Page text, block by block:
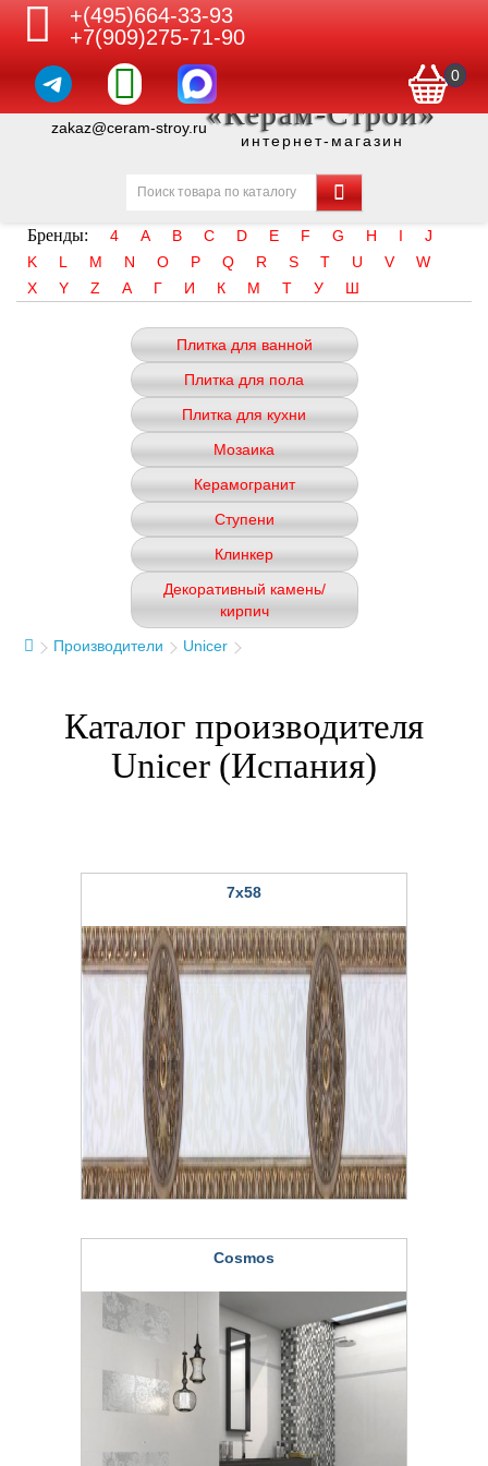
+(495)664-33-93
+7(909)275-71-90
0
zakaz@ceram-stroy.ru«Керам-Строй»
интернет-магазин
Бренды: 4 A B C D E F G H I
J
K
L M N O P Q R S T U V
W
X
Y Z А Г И К М Т У Ш
Плитка для ванной
Плитка для пола
Плитка для кухни
Мозаика
Керамогранит
Ступени
Клинкер
Декоративный камень/
кирпич
Производители
Unicer
Каталог производителя
Unicer (Испания)
7x58
Cosmos